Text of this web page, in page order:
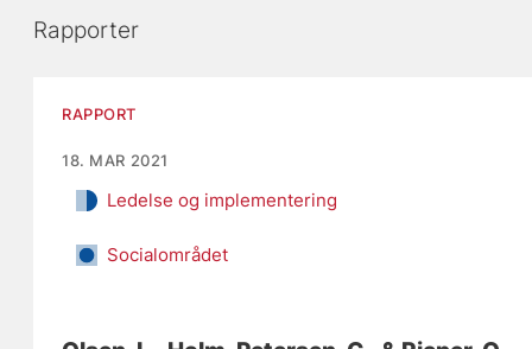
Rapporter
RAPPORT
18. MAR 2021
Ledelse og implementering
Socialområdet